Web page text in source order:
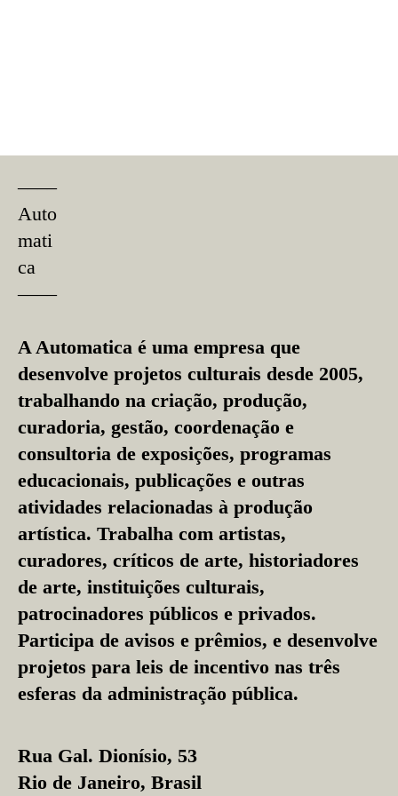
––––
Auto
mati
ca
––––
A Automatica é uma empresa que
desenvolve projetos culturais desde 2005,
trabalhando na criação, produção,
curadoria, gestão, coordenação e
consultoria de exposições, programas
educacionais, publicações e outras
atividades relacionadas à produção
artística. Trabalha com artistas,
curadores, críticos de arte, historiadores
de arte, instituições culturais,
patrocinadores públicos e privados.
Participa de avisos e prêmios, e desenvolve
projetos para leis de incentivo nas três
esferas da administração pública.
Rua Gal. Dionísio, 53
Rio de Janeiro, Brasil